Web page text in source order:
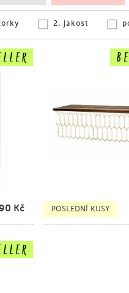
2. jakost
Kč POSLEDNÍ KUSY